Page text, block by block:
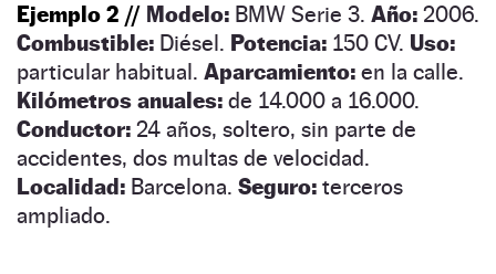
Ejemplo 2 // Modelo: BMW Serie 3. Año: 2006.
Combustible: Diésel. Potencia: 150 CV. Uso:
particular habitual. Aparcamiento: en la calle.
Kilómetros anuales: de 14.000 a 16.000.
Conductor: 24 años, soltero, sin parte de
accidentes, dos multas de velocidad.
Localidad: Barcelona. Seguro: terceros
ampliado.